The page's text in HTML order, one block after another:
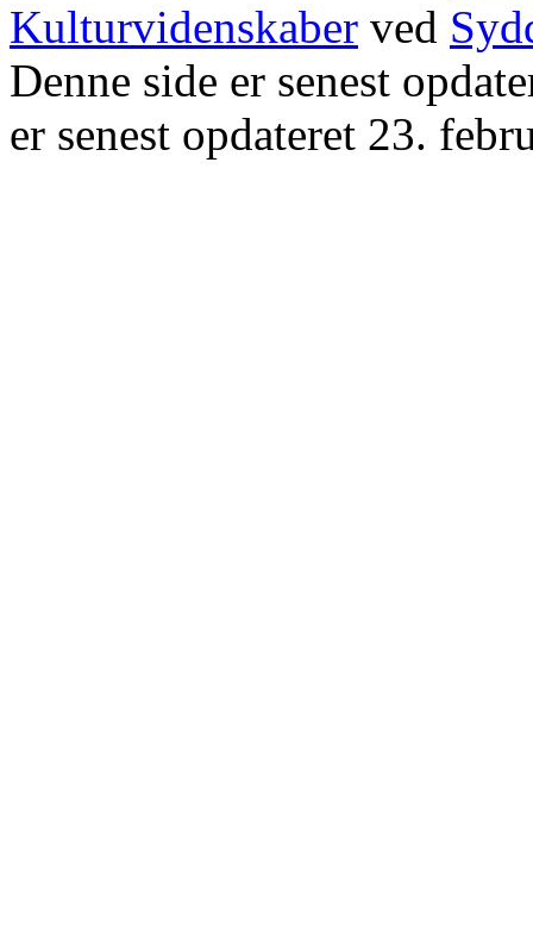
Kulturvidenskaber ved
Denne side er senest
er senest opdateret 23.